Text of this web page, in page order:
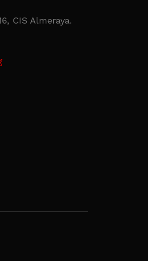
CIS Almeraya.